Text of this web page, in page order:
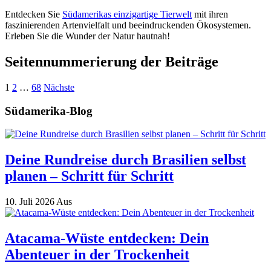
Entdecken Sie Südamerikas einzigartige Tierwelt mit ihren
faszinierenden Artenvielfalt und beeindruckenden Ökosystemen.
Erleben Sie die Wunder der Natur hautnah!
Seitennummerierung der Beiträge
1 2 … 68 Nächste
Südamerika-Blog
Deine Rundreise durch Brasilien selbst
planen – Schritt für Schritt
10. Juli 2026 Aus
Atacama-Wüste entdecken: Dein
Abenteuer in der Trockenheit